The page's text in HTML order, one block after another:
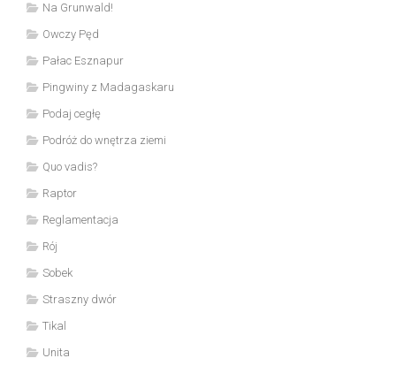
Na Grunwald!
Owczy Pęd
Pałac Esznapur
Pingwiny z Madagaskaru
Podaj cegłę
Podróż do wnętrza ziemi
Quo vadis?
Raptor
Reglamentacja
Rój
Sobek
Straszny dwór
Tikal
Unita